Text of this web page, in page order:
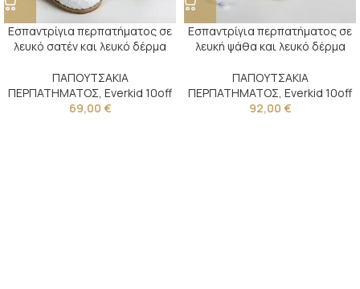
Εσπαντρίγια περπατήματος σε
λευκό σατέν και λευκό δέρμα
ΠΑΠΟΥΤΣΑΚΙΑ
ΠΕΡΠΑΤΗΜΑΤΟΣ, Everkid 10off
69,00 €
Εσπαντρίγια περπατήματος σε
λευκή ψάθα και λευκό δέρμα
ΠΑΠΟΥΤΣΑΚΙΑ
ΠΕΡΠΑΤΗΜΑΤΟΣ, Everkid 10off
92,00 €